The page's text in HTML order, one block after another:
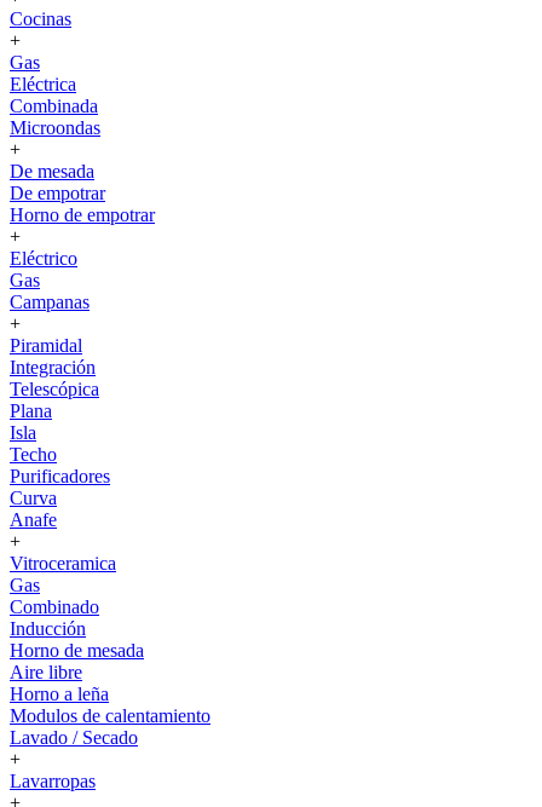
Cocinas
+
Gas
Eléctrica
Combinada
Microondas
+
De mesada
De empotrar
Horno de empotrar
+
Eléctrico
Gas
Campanas
+
Piramidal
Integración
Telescópica
Plana
Isla
Techo
Purificadores
Curva
Anafe
+
Vitroceramica
Gas
Combinado
Inducción
Horno de mesada
Aire libre
Horno a leña
Modulos de calentamiento
Lavado / Secado
+
Lavarropas
+